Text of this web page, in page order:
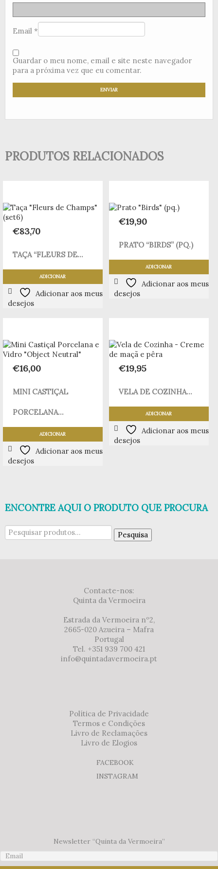
Email *
Guardar o meu nome, email e site neste navegador
para a próxima vez que eu comentar.
PRODUTOS RELACIONADOS
€83,70
TAÇA “FLEURS DE...
ADICIONAR
Adicionar aos meus
desejos
€19,90
PRATO “BIRDS” (PQ.)
ADICIONAR
Adicionar aos meus
desejos
€16,00
MINI CASTIÇAL
PORCELANA...
ADICIONAR
Adicionar aos meus
desejos
€19,95
VELA DE COZINHA...
ADICIONAR
Adicionar aos meus
desejos
ENCONTRE AQUI O PRODUTO QUE PROCURA
Pesquisar
por:
Pesquisa
Contacte-nos:
Quinta da Vermoeira
Estrada da Vermoeira nº2,
2665-020 Azueira – Mafra
Portugal
Tel. +351 939 700 421
info@quintadavermoeira.pt
Política de Privacidade
Termos e Condições
Livro de Reclamações
Livro de Elogios
FACEBOOK
INSTAGRAM
Newsletter “Quinta da Vermoeira”